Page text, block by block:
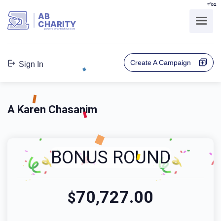
בס"ד
AB
CHARITY
powerd by ahblicklive.com
Sign In Create A Campaign
A Karen Chasanim
BONUS ROUND
$70,727.00